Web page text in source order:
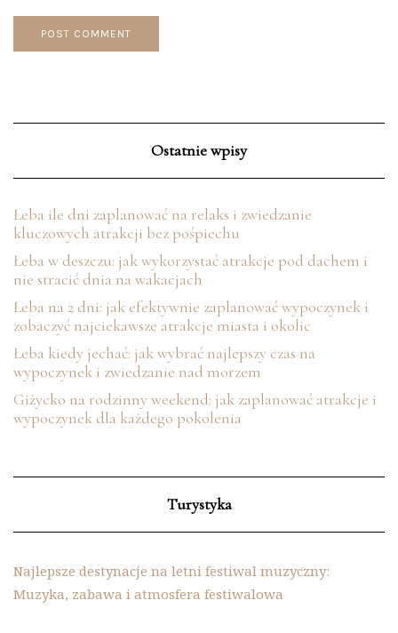
Ostatnie wpisy
Łeba ile dni zaplanować na relaks i zwiedzanie
kluczowych atrakcji bez pośpiechu
Łeba w deszczu: jak wykorzystać atrakcje pod dachem i
nie stracić dnia na wakacjach
Łeba na 2 dni: jak efektywnie zaplanować wypoczynek i
zobaczyć najciekawsze atrakcje miasta i okolic
Łeba kiedy jechać: jak wybrać najlepszy czas na
wypoczynek i zwiedzanie nad morzem
Giżycko na rodzinny weekend: jak zaplanować atrakcje i
wypoczynek dla każdego pokolenia
Turystyka
Najlepsze destynacje na letni festiwal muzyczny:
Muzyka, zabawa i atmosfera festiwalowa